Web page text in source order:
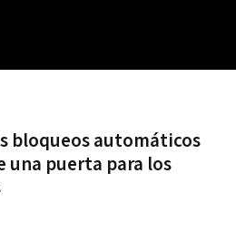
bloqueos automáticos
una puerta para los